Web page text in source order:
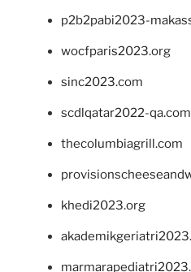
p2b2pabi2023-
wocfparis2023.org
sinc2023.com
scdlqatar2022-qa.com
thecolumbiagrill.com
khedi2023.org